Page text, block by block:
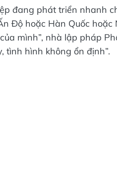
đang phát triển nhanh
Độ hoặc Hàn Quốc
mình”, nhà lập pháp
tình hình không ổn định”.